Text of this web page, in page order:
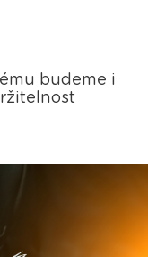
budeme i